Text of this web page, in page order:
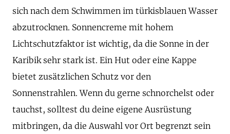
sich nach dem Schwimmen im türkisblauen Wasser
abzutrocknen. Sonnencreme mit hohem
Lichtschutzfaktor ist wichtig, da die Sonne in der
Karibik sehr stark ist. Ein Hut oder eine Kappe
bietet zusätzlichen Schutz vor den
Sonnenstrahlen. Wenn du gerne schnorchelst oder
tauchst, solltest du deine eigene Ausrüstung
mitbringen, da die Auswahl vor Ort begrenzt sein